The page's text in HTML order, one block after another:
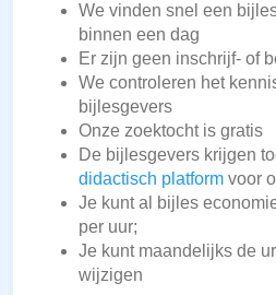
We vinden snel een
binnen een dag
Er zijn geen inschrijf- of
We controleren het
bijlesgevers
Onze zoektocht is gratis
De bijlesgevers krijgen
didactisch platform voor
Je kunt al bijles
per uur;
Je kunt maandelijks de
wijzigen